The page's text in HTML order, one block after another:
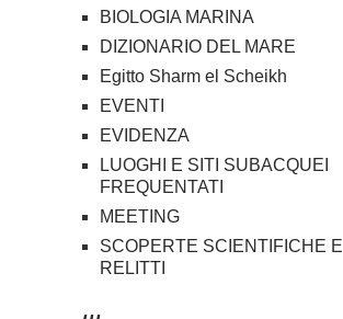
BIOLOGIA MARINA
DIZIONARIO DEL MARE
Egitto Sharm el Scheikh
EVENTI
EVIDENZA
LUOGHI E SITI SUBACQUEI
FREQUENTATI
MEETING
SCOPERTE SCIENTIFICHE E
RELITTI